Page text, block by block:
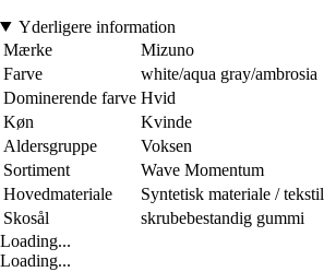
Yderligere information
Mærke
Mizuno
Farve
white/aqua gray/ambrosia
Dominerende farve Hvid
Køn
Kvinde
Aldersgruppe
Voksen
Sortiment
Wave Momentum
Hovedmateriale
Syntetisk materiale / tekstil
Skosål
skrubebestandig gummi
Loading...
Loading...